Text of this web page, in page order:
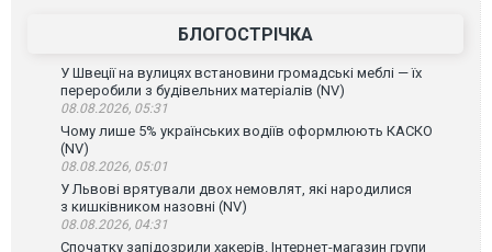
БЛОГОСТРІЧКА
У Швеції на вулицях встановини громадські меблі — їх
переробили з будівельних матеріалів (NV)
08.08.2026, 05:31
Чому лише 5% українських водіїв оформлюють КАСКО
(NV)
08.08.2026, 05:01
У Львові врятували двох немовлят, які народилися
з кишківником назовні (NV)
08.08.2026, 04:31
Спочатку запідозрили хакерів. Інтернет-магазин групи